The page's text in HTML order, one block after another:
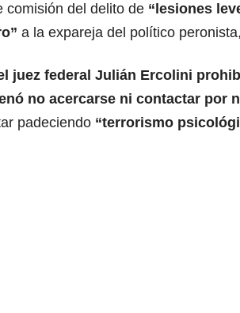
comisión del delito de “lesiones
a la expareja del político
juez federal Julián Ercolini
no acercarse ni contactar por
padeciendo “terrorismo